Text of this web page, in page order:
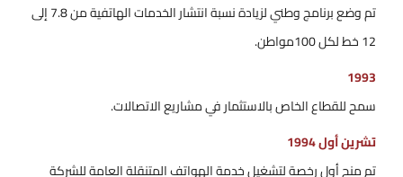
تم وضع برنامج وطني لزيادة نسبة انتشار الخدمات الهاتفية من 7.8 إلى
12 خط لكل 100مواطن.
1993
سمح للقطاع الخاص بالاستثمار في مشاريع الاتصالات.
تشرين أول 1994
تم منح أول رخصة لتشغيل خدمة الهواتف المتنقلة العامة للشركة